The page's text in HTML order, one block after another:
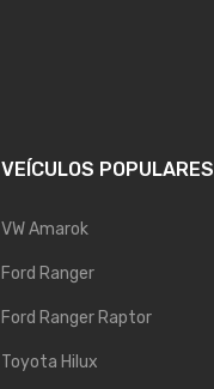
VEÍCULOS POPULARES
VW Amarok
Ford Ranger
Ford Ranger Raptor
Toyota Hilux